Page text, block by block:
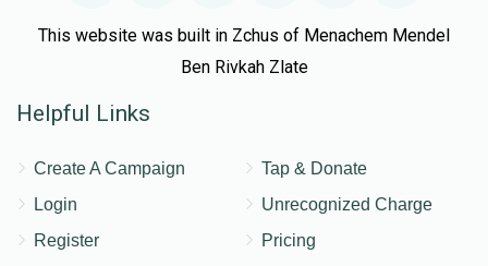
This website was built in Zchus of Menachem Mendel
Ben Rivkah Zlate
Helpful Links
Create A Campaign
Login
Register
Tap & Donate
Unrecognized Charge
Pricing